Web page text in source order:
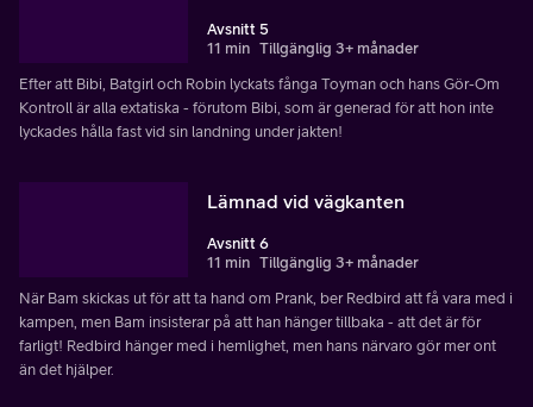
Avsnitt 5
11 min Tillgänglig 3+ månader
Efter att Bibi, Batgirl och Robin lyckats fånga Toyman och hans Gör-Om
Kontroll är alla extatiska - förutom Bibi, som är generad för att hon inte
lyckades hålla fast vid sin landning under jakten!
Lämnad vid vägkanten
Avsnitt 6
11 min Tillgänglig 3+ månader
När Bam skickas ut för att ta hand om Prank, ber Redbird att få vara med i
kampen, men Bam insisterar på att han hänger tillbaka - att det är för
farligt! Redbird hänger med i hemlighet, men hans närvaro gör mer ont
än det hjälper.